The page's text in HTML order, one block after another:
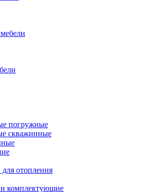
погружные
скважинные
отопления
комплектующие